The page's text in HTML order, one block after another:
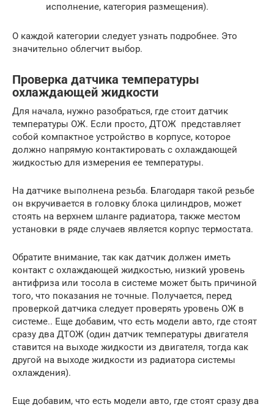
исполнение, категория размещения).
О каждой категории следует узнать подробнее. Это
значительно облегчит выбор.
Проверка датчика температуры
охлаждающей жидкости
Для начала, нужно разобраться, где стоит датчик
температуры ОЖ. Если просто, ДТОЖ представляет
собой компактное устройство в корпусе, которое
должно напрямую контактировать с охлаждающей
жидкостью для измерения ее температуры.
На датчике выполнена резьба. Благодаря такой резьбе
он вкручивается в головку блока цилиндров, может
стоять на верхнем шланге радиатора, также местом
установки в ряде случаев является корпус термостата.
Обратите внимание, так как датчик должен иметь
контакт с охлаждающей жидкостью, низкий уровень
антифриза или тосола в системе может быть причиной
того, что показания не точные. Получается, перед
проверкой датчика следует проверять уровень ОЖ в
системе.. Еще добавим, что есть модели авто, где стоят
сразу два ДТОЖ (один датчик температуры двигателя
ставится на выходе жидкости из двигателя, тогда как
другой на выходе жидкости из радиатора системы
охлаждения).
Еще добавим, что есть модели авто, где стоят сразу два